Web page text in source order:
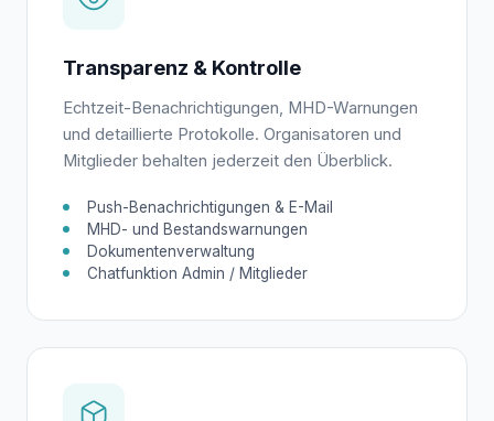
Transparenz & Kontrolle
Echtzeit-Benachrichtigungen, MHD-Warnungen
und detaillierte Protokolle. Organisatoren und
Mitglieder behalten jederzeit den Überblick.
Push-Benachrichtigungen & E-Mail
MHD- und Bestandswarnungen
Dokumentenverwaltung
Chatfunktion Admin / Mitglieder